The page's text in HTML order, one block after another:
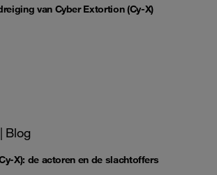
van Cyber Extortion (Cy-X)
| Blog
X): de actoren en de slachtoffers